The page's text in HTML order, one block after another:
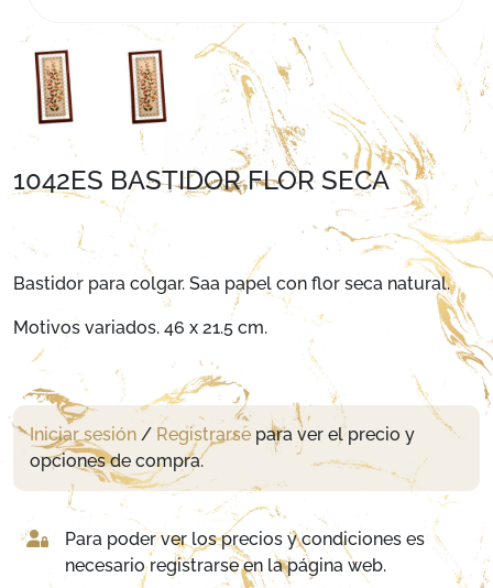
1042ES BASTIDOR FLOR SECA
Bastidor para colgar. Saa papel con flor seca natural.
Motivos variados. 46 x 21.5 cm.
Iniciar sesión / Registrarse para ver el precio y
opciones de compra.
Para poder ver los precios y condiciones es
necesario registrarse en la página web.